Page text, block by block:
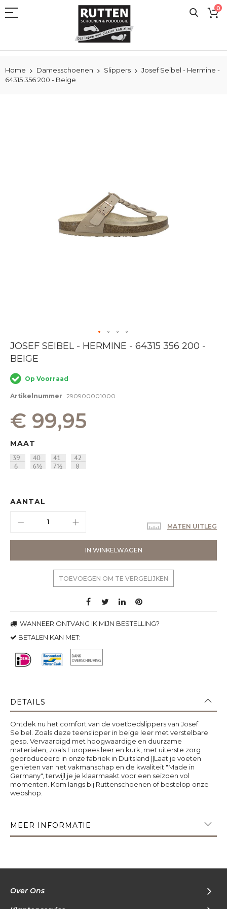
naar
0
Home Damesschoenen Slippers
Josef Seibel - Hermine -
64315 356 200 - Beige
Ga
het
van
de
afbeeldingen-
JOSEF SEIBEL - HERMINE - 64315 356 200 -
BEIGE
Op Voorraad
Artikelnummer 290900001000
€ 99,95
MAAT
AANTAL
IN WINKELWAGEN
MATEN UITLEG
TOEVOEGEN OM TE VERGELIJKEN
WANNEER ONTVANG IK MIJN BESTELLING?
BETALEN KAN MET:
DETAILS
Ontdek nu het comfort van de voetbedslippers van Josef
Seibel. Zoals deze teenslipper in beige leer met verstelbare
gesp. Vervaardigd met hoogwaardige en duurzame
materialen, zoals Europees leer en kurk, met uiterste zorg
geproduceerd in onze fabriek in Duitsland ||Laat je voeten
genieten van het vakmanschap en de kwaliteit "Made in
Germany", terwijl je je klaarmaakt voor een seizoen vol
momenten. Kom langs bij Ruttenschoenen of bestelop onze
webshop.
MEER INFORMATIE
Over Ons